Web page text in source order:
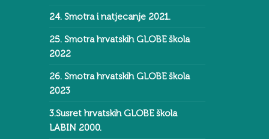
24. Smotra i natjecanje 2021.
25. Smotra hrvatskih GLOBE škola
2022
26. Smotra hrvatskih GLOBE škola
2023
3.Susret hrvatskih GLOBE škola
LABIN 2000.